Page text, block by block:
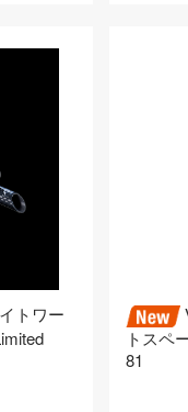
トワー
トスペ
81